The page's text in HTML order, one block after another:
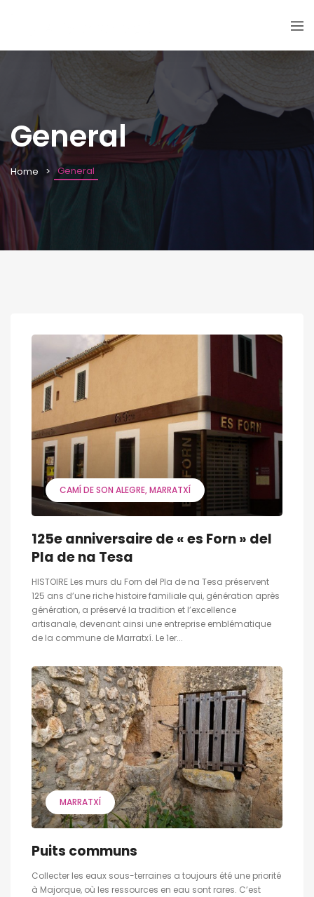
General
Home General
CAMÍ DE SON ALEGRE MARRATXÍ
125e anniversaire de « es Forn » del
Pla de na Tesa
HISTOIRE Les murs du Forn del Pla de na Tesa préservent
125 ans d’une riche histoire familiale qui, génération après
génération, a préservé la tradition et l’excellence
artisanale, devenant ainsi une entreprise emblématique
de la commune de Marratxí. Le 1er...
MARRATXÍ
Puits communs
Collecter les eaux sous-terraines a toujours été une priorité
à Majorque, où les ressources en eau sont rares. C’est